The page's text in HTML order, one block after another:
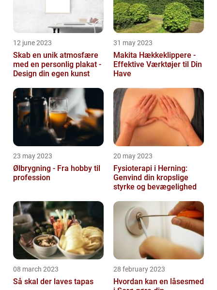
12 june 2023
Skab en unik atmosfære
med en personlig plakat -
Design din egen kunst
31 may 2023
Makita Hækkeklippere -
Effektive Værktøjer til Din
Have
23 may 2023
Ølbrygning - Fra hobby til
profession
20 may 2023
Fysioterapi i Herning:
Genvind din kropslige
styrke og bevægelighed
08 march 2023
Så skal der laves tapas
28 february 2023
Hvordan kan en låsesmed